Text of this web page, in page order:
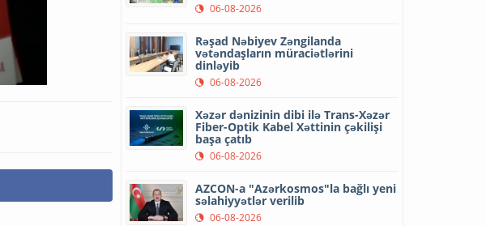
06-08-2026
Rəşad Nəbiyev Zəngilanda
vətəndaşların müraciətlərini
dinləyib
06-08-2026
Xəzər dənizinin dibi ilə Trans-Xəzər
Fiber-Optik Kabel Xəttinin çəkilişi
başa çatıb
06-08-2026
AZCON-a "Azərkosmos"la bağlı yeni
səlahiyyətlər verilib
06-08-2026